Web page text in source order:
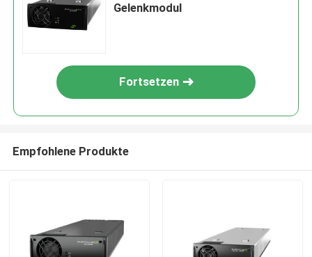
Gelenkmodul
Fortsetzen
Empfohlene Produkte